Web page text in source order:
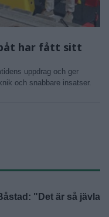
har fått sitt
uppdrag och ger
och snabbare insatser.
"Det är så jävla